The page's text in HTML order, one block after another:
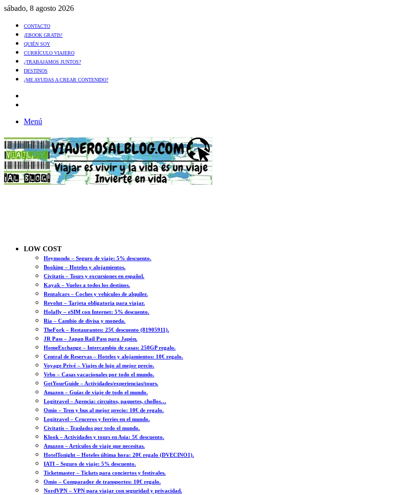
sábado, 8 agosto 2026
CONTACTO
¡EBOOK GRATIS!
QUIÉN SOY
CURRÍCULO VIAJERO
¿TRABAJAMOS JUNTOS?
DESTINOS
¿ME AYUDAS A CREAR CONTENIDO?
Menú
LOW COST
Heymondo – Seguro de viaje: 5% descuento.
Booking – Hoteles y alojamientos.
Civitatis – Tours y excursiones en español.
Kayak – Vuelos a todos los destinos.
Rentalcars – Coches y vehículos de alquiler.
Revolut – Tarjeta obligatoria para viajar.
Holafly – eSIM con Internet: 5% descuento.
Ria – Cambio de divisa y moneda.
TheFork – Restaurantes: 25€ descuento (81905911).
JR Pass – Japan Rail Pass para Japón.
HomeExchange – Intercambio de casas: 250GP regalo.
Central de Reservas – Hoteles y alojamientos: 10€ regalo.
Voyage Privé – Viajes de lujo al mejor precio.
Vrbo – Casas vacacionales por todo el mundo.
GetYourGuide – Actividades/experiencias/tours.
Amazon – Guías de viaje de todo el mundo.
Logitravel – Agencia: circuitos, paquetes, chollos…
Omio – Tren y bus al mejor precio: 10€ de regalo.
Logitravel – Cruceros y ferries en el mundo.
Civitatis – Traslados por todo el mundo.
Klook – Actividades y tours en Asia: 5€ descuento.
Amazon – Artículos de viaje que necesitas.
HotelTonight – Hoteles última hora: 20€ regalo (DVECINO1).
IATI – Seguro de viaje: 5% descuento.
Ticketmaster – Tickets para conciertos y festivales.
Omio – Comparador de transportes: 10€ regalo.
NordVPN – VPN para viajar con seguridad y privacidad.